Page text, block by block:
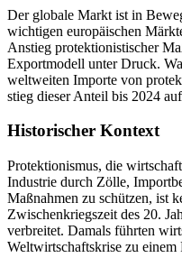
Der globale Markt ist in
wichtigen europäischen
Anstieg protektionistischer
Exportmodell unter Druck.
weltweiten Importe von
stieg dieser Anteil bis 2024
Historischer Kontext
Protektionismus, die
Industrie durch Zölle,
Maßnahmen zu schützen, ist
Zwischenkriegszeit des 20.
verbreitet. Damals führten
Weltwirtschaftskrise zu